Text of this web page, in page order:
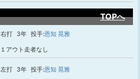
TOPへ
右打 3年 投手:恩知 晃雅
１アウト走者なし
左打 3年 投手:恩知 晃雅